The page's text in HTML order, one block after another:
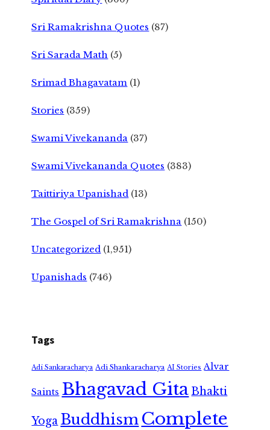
Sri Ramakrishna Quotes (87)
Sri Sarada Math (5)
Srimad Bhagavatam (1)
Stories (359)
Swami Vivekananda (37)
Swami Vivekananda Quotes (383)
Taittiriya Upanishad (13)
The Gospel of Sri Ramakrishna (150)
Uncategorized (1,951)
Upanishads (746)
Tags
Adi Sankaracharya Adi Shankaracharya AI Stories Alvar
Saints Bhagavad GitaBhakti
Yoga Buddhism Complete